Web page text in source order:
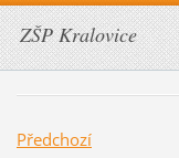
ZŠP Kralovice
Předchozí